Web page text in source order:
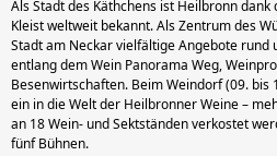
Als Stadt des Käthchens ist Heilbronn
Kleist weltweit bekannt. Als Zentrum des
Stadt am Neckar vielfältige Angebote rund
entlang dem Wein Panorama Weg,
Besenwirtschaften. Beim Weindorf (09. bis
ein in die Welt der Heilbronner Weine –
an 18 Wein- und Sektständen verkostet
fünf Bühnen.